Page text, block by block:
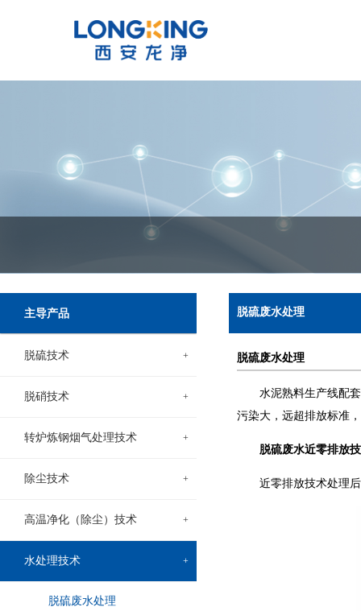
主导产品
脱硫技术 +
脱硝技术 +
转炉炼钢烟气处理技术 +
除尘技术 +
高温净化（除尘）技术 +
水处理技术 +
脱硫废水处理
脱硫废水处理
脱硫废水处理
水泥熟料生产线配
污染大，远超排放标准
脱硫废水近零排放
近零排放技术处理